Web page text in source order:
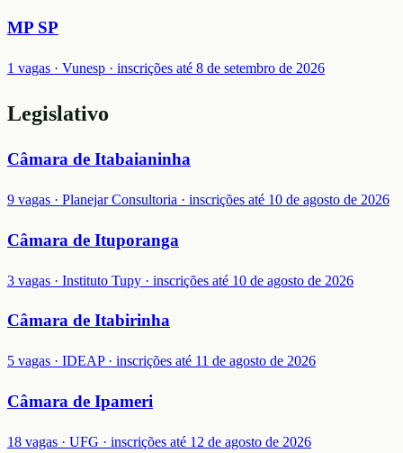
MP SP
1 vagas · Vunesp · inscrições até 8 de setembro de 2026
Legislativo
Câmara de Itabaianinha
9 vagas · Planejar Consultoria · inscrições até 10 de agosto de 2026
Câmara de Ituporanga
3 vagas · Instituto Tupy · inscrições até 10 de agosto de 2026
Câmara de Itabirinha
5 vagas · IDEAP · inscrições até 11 de agosto de 2026
Câmara de Ipameri
18 vagas · UFG · inscrições até 12 de agosto de 2026